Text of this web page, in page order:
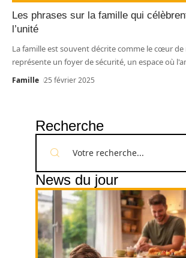
Les phrases sur la famille qui
l’unité
La famille est souvent décrite comme le cœur de
représente un foyer de sécurité, un espace où
Famille 25 février 2025
Recherche
News du jour